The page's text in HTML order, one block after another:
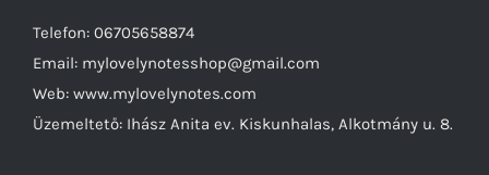
Telefon: 06705658874
Email: mylovelynotesshop@gmail.com
Web: www.mylovelynotes.com
Üzemeltető: Ihász Anita ev. Kiskunhalas, Alkotmány u. 8.